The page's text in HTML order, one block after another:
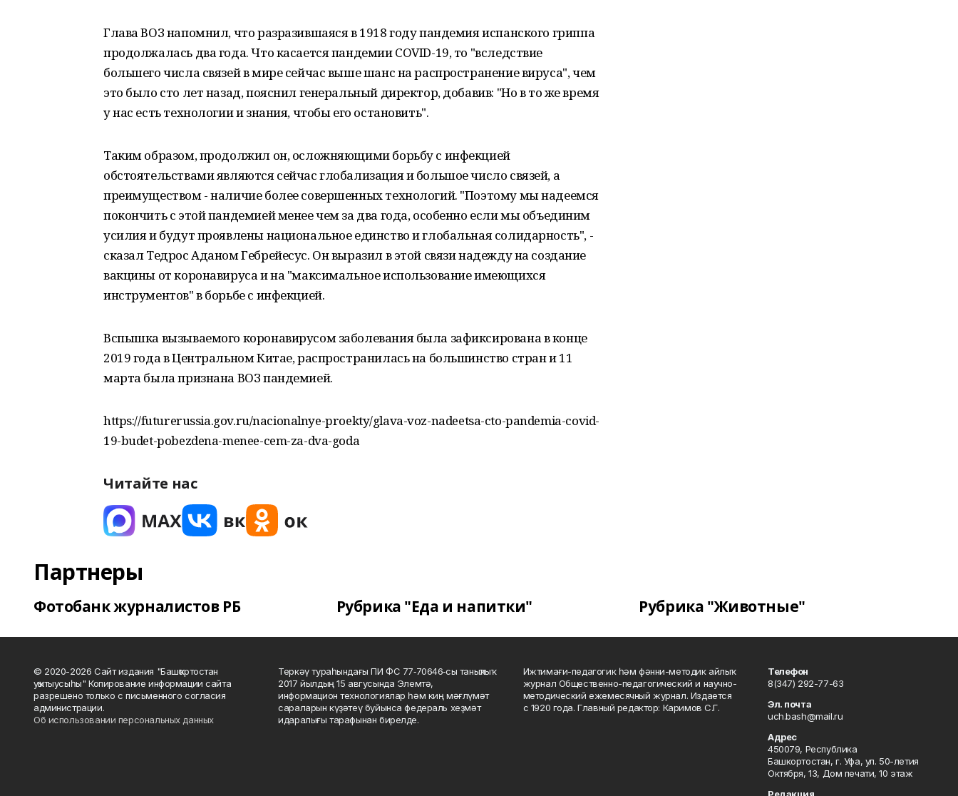
Глава ВОЗ напомнил, что разразившаяся в 1918 году пандемия испанского гриппа
продолжалась два года. Что касается пандемии COVID-19, то "вследствие
большего числа связей в мире сейчас выше шанс на распространение вируса", чем
это было сто лет назад, пояснил генеральный директор, добавив: "Но в то же время
у нас есть технологии и знания, чтобы его остановить".
Таким образом, продолжил он, осложняющими борьбу с инфекцией
обстоятельствами являются сейчас глобализация и большое число связей, а
преимуществом - наличие более совершенных технологий. "Поэтому мы надеемся
покончить с этой пандемией менее чем за два года, особенно если мы объединим
усилия и будут проявлены национальное единство и глобальная солидарность", -
сказал Тедрос Аданом Гебрейесус. Он выразил в этой связи надежду на создание
вакцины от коронавируса и на "максимальное использование имеющихся
инструментов" в борьбе с инфекцией.
Вспышка вызываемого коронавирусом заболевания была зафиксирована в конце
2019 года в Центральном Китае, распространилась на большинство стран и 11
марта была признана ВОЗ пандемией.
https://futurerussia.gov.ru/nacionalnye-proekty/glava-voz-nadeetsa-cto-pandemia-covid-
19-budet-pobezdena-menee-cem-za-dva-goda
Читайте нас
Партнеры
Фотобанк журналистов РБ Рубрика "Еда и напитки" Рубрика "Животные"
© 2020-2026 Сайт издания "Башҡортостан
уҡытыусыһы" Копирование информации сайта
разрешено только с письменного согласия
администрации.
Об использовании персональных данных
Теркәү тураһындағы ПИ ФС 77‑70646‑сы таныҡлыҡ
2017 йылдың 15 авгусында Элемтә,
информацион технологиялар һәм киң мәғлүмәт
сараларын күҙәтеү буйынса федераль хеҙмәт
идаралығы тарафынан бирелде.
Ижтимағи-педагогик һәм фәнни-методик айлыҡ
журнал Общественно-педагогический и научно-
методический ежемесячный журнал. Издается
с 1920 года. Главный редактор: Каримов С.Г.
Телефон
8(347) 292-77-63
Эл. почта
uch.bash@mail.ru
Адрес
450079, Республика
Башкортостан, г. Уфа, ул. 50-летия
Октября, 13, Дом печати, 10 этаж